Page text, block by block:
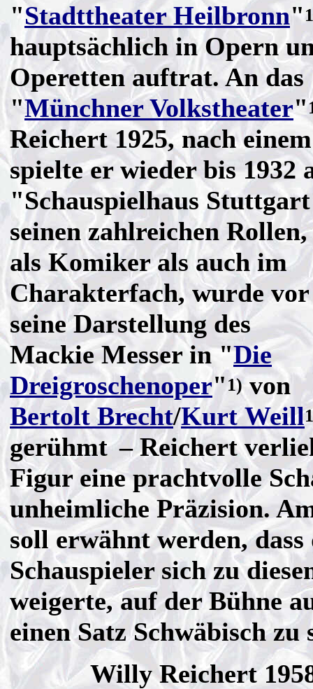
"Stadttheater Heilbronn"
hauptsächlich in Opern
Operetten auftrat. An das
"Münchner Volkstheater"
Reichert 1925, nach
spielte er wieder bis 1932
"Schauspielhaus
seinen zahlreichen
als Komiker als auch im
Charakterfach, wurde
seine Darstellung des
Mackie Messer in "Die
Dreigroschenoper" 1)von
Bertolt Brecht/Kurt Weill
gerühmt– Reichert
Figur eine prachtvolle
unheimliche Präzision.
soll erwähnt werden, dass
Schauspieler sich zu
weigerte, auf der Bühne
einen Satz Schwäbisch zu
Willy Reichert